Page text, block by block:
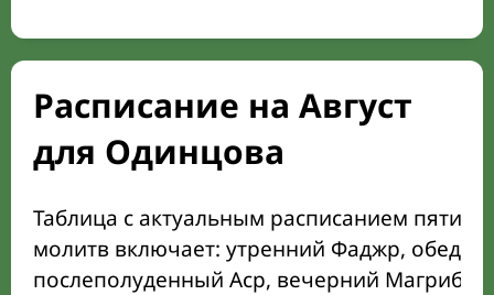
Расписание на Август
для Одинцова
Таблица с актуальным расписанием пяти
молитв включает: утренний Фаджр,
послеполуденный Аср, вечерний Магриб